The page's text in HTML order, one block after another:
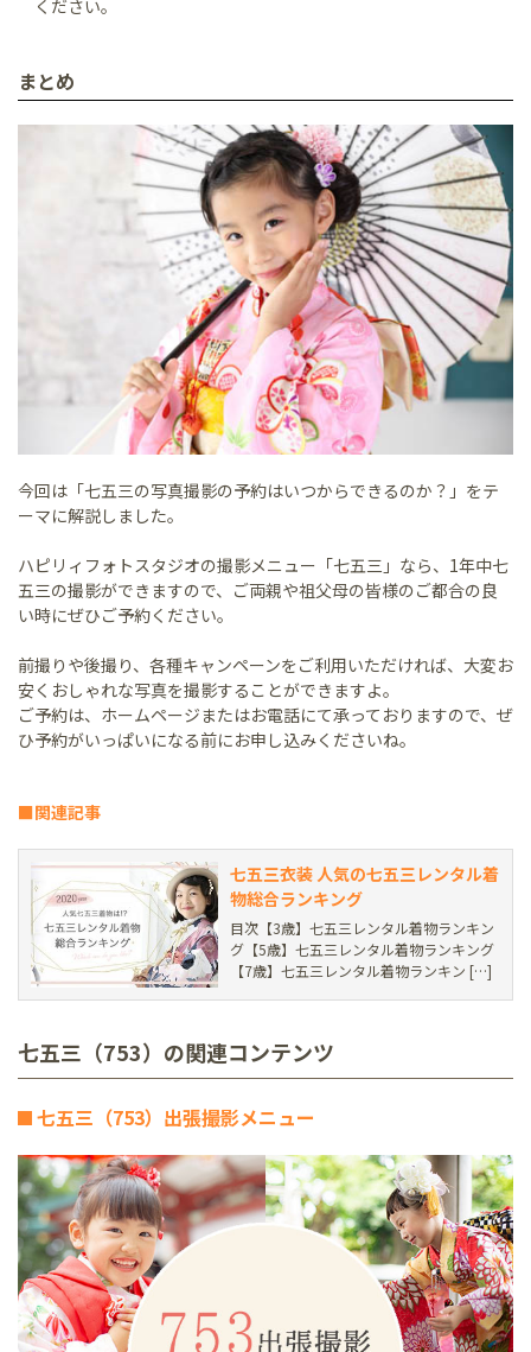
ください。
まとめ
今回は「七五三の写真撮影の予約はいつからできるのか？」をテ
ーマに解説しました。
ハピリィフォトスタジオの撮影メニュー「七五三」なら、1年中七
五三の撮影ができますので、ご両親や祖父母の皆様のご都合の良
い時にぜひご予約ください。
前撮りや後撮り、各種キャンペーンをご利用いただければ、大変お
安くおしゃれな写真を撮影することができますよ。
ご予約は、ホームページまたはお電話にて承っておりますので、ぜ
ひ予約がいっぱいになる前にお申し込みくださいね。
■関連記事
七五三衣装 人気の七五三レンタル着
物総合ランキング
目次【3歳】七五三レンタル着物ランキン
グ【5歳】七五三レンタル着物ランキング
【7歳】七五三レンタル着物ランキン […]
七五三（753）の関連コンテンツ
七五三（753）出張撮影メニュー